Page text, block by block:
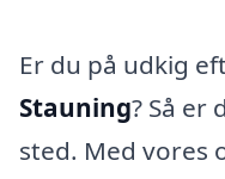
Er du på udkig
Stauning? Så er
sted. Med vores